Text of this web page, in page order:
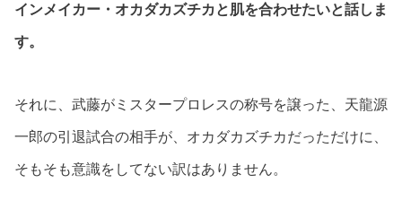
インメイカー・オカダカズチカと肌を合わせたいと話しま
す。
それに、武藤がミスタープロレスの称号を譲った、天龍源
一郎の引退試合の相手が、オカダカズチカだっただけに、
そもそも意識をしてない訳はありません。